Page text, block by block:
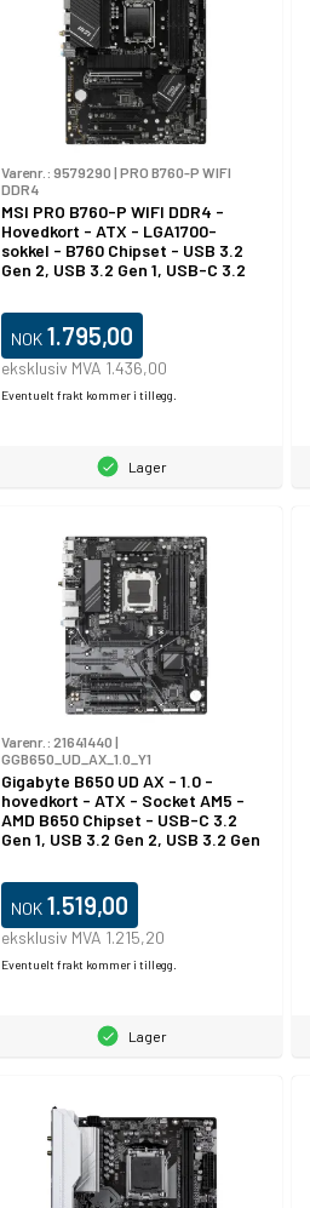
Varenr.: 9579290 | PRO B760-P WIFI
DDR4
MSI PRO B760-P WIFI DDR4 -
Hovedkort - ATX - LGA1700-
sokkel - B760 Chipset - USB 3.2
Gen 2, USB 3.2 Gen 1, USB-C 3.2
Gigabit LAN, Wi-Fi 6E, Bluetooth -
HD-lyd (8-kanalers)
NOK 1.795,00
eksklusiv MVA 1.436,00
Eventuelt frakt kommer i tillegg.
Lager
Varenr.: 21641440 |
GGB650_UD_AX_1.0_Y1
Gigabyte B650 UD AX - 1.0 -
hovedkort - ATX - Socket AM5 -
AMD B650 Chipset - USB-C 3.2
Gen 1, USB 3.2 Gen 2, USB 3.2 Gen
- innbygd grafikk (CPU kreves) -
HD-lyd (8-kanalers)
NOK 1.519,00
eksklusiv MVA 1.215,20
Eventuelt frakt kommer i tillegg.
Lager